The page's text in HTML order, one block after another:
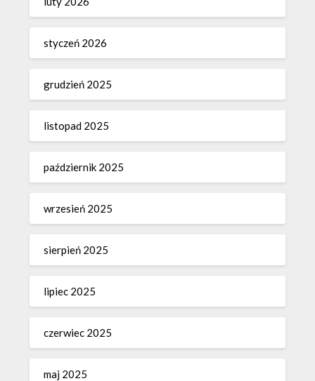
styczeń 2026
grudzień 2025
listopad 2025
październik 2025
wrzesień 2025
sierpień 2025
lipiec 2025
czerwiec 2025
maj 2025